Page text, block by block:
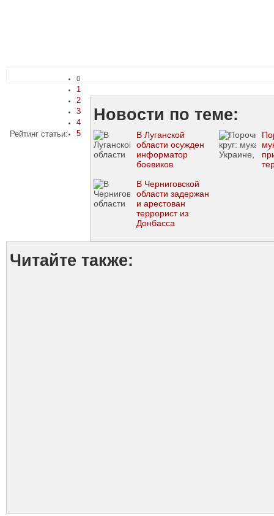
Рейтинг статьи:
0
1
2
3
4
5
Новости по теме:
В Луганской
области осужден
информатор
боевиков
В Черниговской
области задержан
и арестован
террорист из
Донбасса
Читайте также: